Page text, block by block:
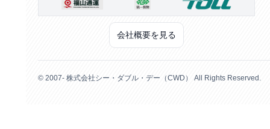
会社概要を見る
© 2007- 株式会社シー・ダブル・デー（CWD） All Rights Reserved.